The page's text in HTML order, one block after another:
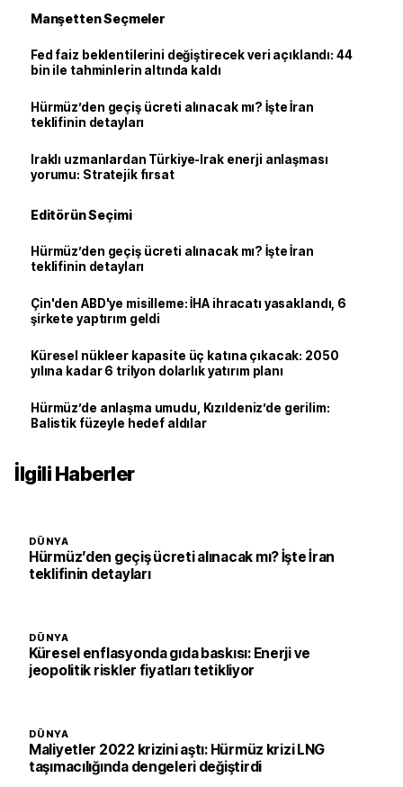
Manşetten Seçmeler
Fed faiz beklentilerini değiştirecek veri açıklandı: 44
bin ile tahminlerin altında kaldı
Hürmüz’den geçiş ücreti alınacak mı? İşte İran
teklifinin detayları
Iraklı uzmanlardan Türkiye-Irak enerji anlaşması
yorumu: Stratejik fırsat
Editörün Seçimi
Hürmüz’den geçiş ücreti alınacak mı? İşte İran
teklifinin detayları
Çin'den ABD'ye misilleme: İHA ihracatı yasaklandı, 6
şirkete yaptırım geldi
Küresel nükleer kapasite üç katına çıkacak: 2050
yılına kadar 6 trilyon dolarlık yatırım planı
Hürmüz’de anlaşma umudu, Kızıldeniz’de gerilim:
Balistik füzeyle hedef aldılar
İlgili Haberler
DÜNYA
Hürmüz’den geçiş ücreti alınacak mı? İşte İran
teklifinin detayları
DÜNYA
Küresel enflasyonda gıda baskısı: Enerji ve
jeopolitik riskler fiyatları tetikliyor
DÜNYA
Maliyetler 2022 krizini aştı: Hürmüz krizi LNG
taşımacılığında dengeleri değiştirdi